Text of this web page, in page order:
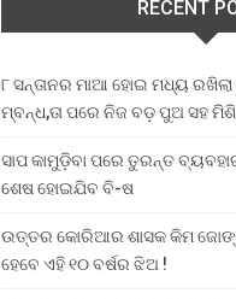
RECENT
୮ ସନ୍ତାନର ମାଆ ହୋଇ ମଧ୍ୟ
ମ୍ବନ୍ଧ,ତା ପରେ ନିଜ ବଡ଼ ପୁଅ ସହ
ସାପ କାମୁଡ଼ିବା ପରେ ତୁରନ୍ତ
ଶେଷ ହୋଇଯିବ ବି-ଷ
ଉତ୍ତର କୋରିଆର ଶାସକ କିମ
ହେବେ ଏହି ୧୦ ବର୍ଷର ଝିଅ !